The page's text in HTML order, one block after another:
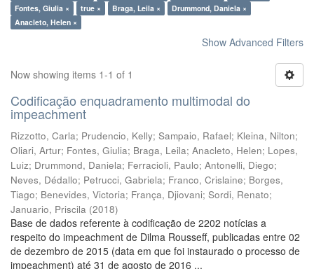
Fontes, Giulia ×
true × Braga, Leila ×
Drummond, Daniela ×
Anacleto, Helen ×
Show Advanced Filters
Now showing items 1-1 of 1
Codificação enquadramento multimodal do
impeachment
Rizzotto, Carla; Prudencio, Kelly; Sampaio, Rafael; Kleina, Nilton;
Oliari, Artur; Fontes, Giulia; Braga, Leila; Anacleto, Helen; Lopes,
Luiz; Drummond, Daniela; Ferracioli, Paulo; Antonelli, Diego;
Neves, Dédallo; Petrucci, Gabriela; Franco, Crislaine; Borges,
Tiago; Benevides, Victoria; França, Djiovani; Sordi, Renato;
Januario, Priscila (2018)
Base de dados referente à codificação de 2202 notícias a
respeito do impeachment de Dilma Rousseff, publicadas entre 02
de dezembro de 2015 (data em que foi instaurado o processo de
impeachment) até 31 de agosto de 2016 ...